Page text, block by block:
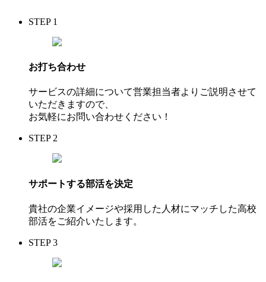
STEP 1
お打ち合わせ
サービスの詳細について営業担当者よりご説明させて
いただきますので、
お気軽にお問い合わせください！
STEP 2
サポートする部活を決定
貴社の企業イメージや採用した人材にマッチした高校
部活をご紹介いたします。
STEP 3